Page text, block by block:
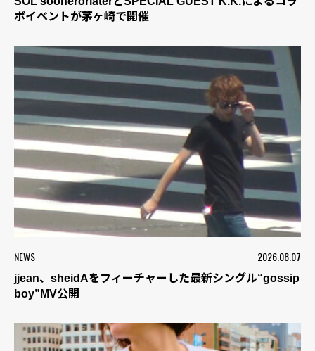
ボイベントが茅ヶ崎で開催
NEWS 2026.08.07
jjean、sheidAをフィーチャーした最新シングル“gossip
boy”MV公開